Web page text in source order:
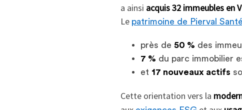
a ainsi acquis 32 immeubles en
Le patrimoine de Pierval Santé
près de 50 % des
7 % du parc immobilier
et 17 nouveaux actifs
Cette orientation vers la